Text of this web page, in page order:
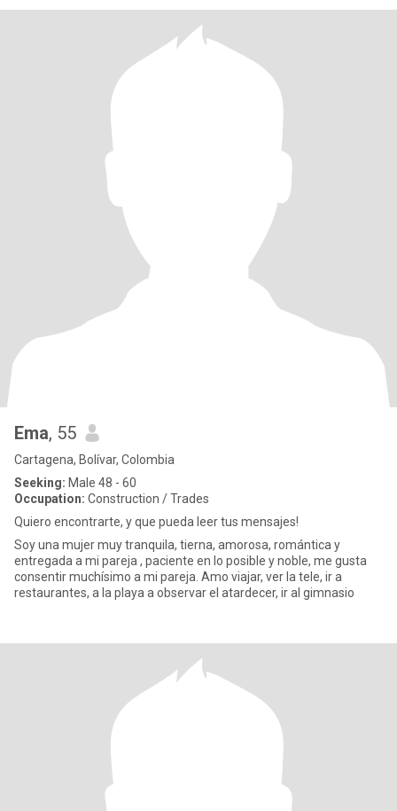
Ema, 55
Cartagena, Bolívar, Colombia
Seeking: Male 48 - 60
Occupation: Construction / Trades
Quiero encontrarte, y que pueda leer tus mensajes!
Soy una mujer muy tranquila, tierna, amorosa, romántica y
entregada a mi pareja , paciente en lo posible y noble, me gusta
consentir muchísimo a mi pareja. Amo viajar, ver la tele, ir a
restaurantes, a la playa a observar el atardecer, ir al gimnasio